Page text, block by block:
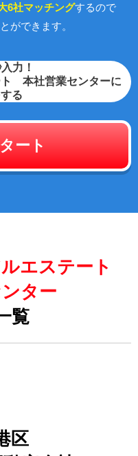
6社マッチングするので
ができます。
力！
ト 本社営業センターに
る
ート
ルエステート
ター
覧
区